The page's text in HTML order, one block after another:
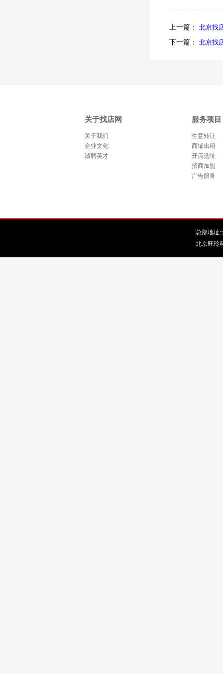
上一篇：
北京找
下一篇：
北京找
关于找店网
关于我们
企业文化
诚聘英才
服务项目
生意转让
商铺出租
开店选址
招商加盟
广告服务
总部地址:
北京旺玲